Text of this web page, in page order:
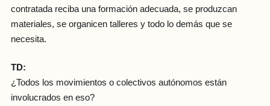
contratada reciba una formación adecuada, se produzcan
materiales, se organicen talleres y todo lo demás que se
necesita.
TD:
¿Todos los movimientos o colectivos autónomos están
involucrados en eso?